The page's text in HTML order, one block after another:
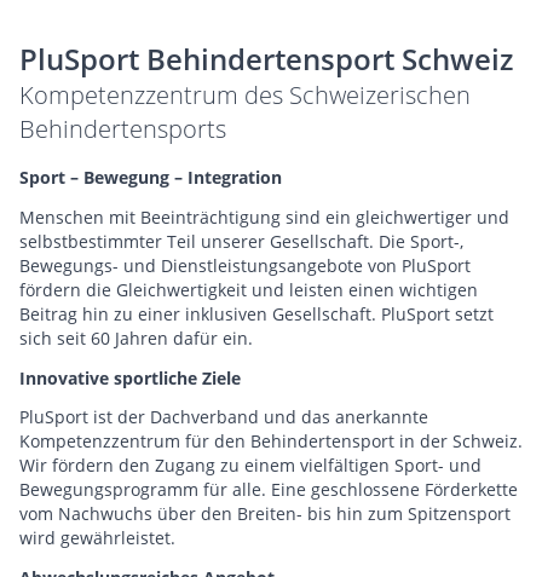
PluSport Behindertensport Schweiz
Kompetenzzentrum des Schweizerischen
Behindertensports
Sport – Bewegung – Integration
Menschen mit Beeinträchtigung sind ein gleichwertiger und
selbstbestimmter Teil unserer Gesellschaft. Die Sport-,
Bewegungs- und Dienstleistungsangebote von PluSport
fördern die Gleichwertigkeit und leisten einen wichtigen
Beitrag hin zu einer inklusiven Gesellschaft. PluSport setzt
sich seit 60 Jahren dafür ein.
Innovative sportliche Ziele
PluSport ist der Dachverband und das anerkannte
Kompetenzzentrum für den Behindertensport in der Schweiz.
Wir fördern den Zugang zu einem vielfältigen Sport- und
Bewegungsprogramm für alle. Eine geschlossene Förderkette
vom Nachwuchs über den Breiten- bis hin zum Spitzensport
wird gewährleistet.